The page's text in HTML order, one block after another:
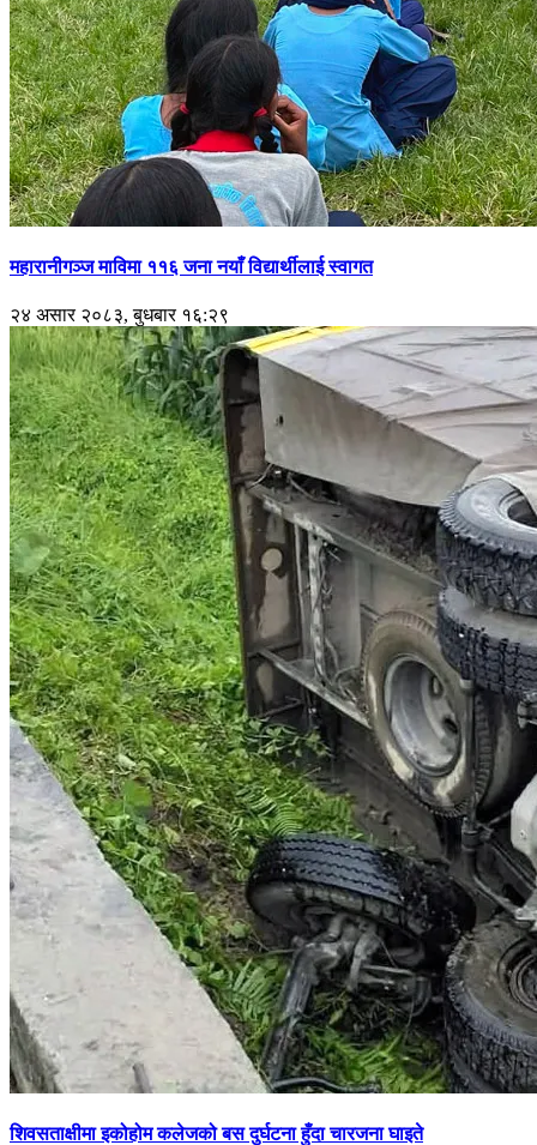
महारानीगञ्ज माविमा ११६ जना नयाँ विद्यार्थीलाई स्वागत
२४ असार २०८३, बुधबार १६:२९
शिवसताक्षीमा इकोहोम कलेजको बस दुर्घटना हुँदा चारजना घाइते